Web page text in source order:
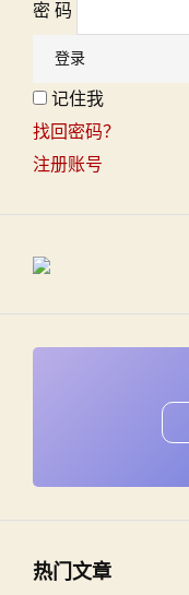
密 码
记住我
找回密码？
注册账号
热门文章